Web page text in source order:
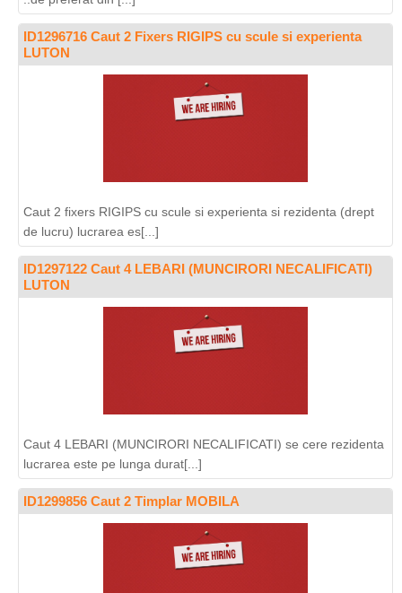
ID1296716 Caut 2 Fixers RIGIPS cu scule si experienta
LUTON
Caut 2 fixers RIGIPS cu scule si experienta si rezidenta (drept
de lucru) lucrarea es[...]
ID1297122 Caut 4 LEBARI (MUNCIRORI NECALIFICATI)
LUTON
Caut 4 LEBARI (MUNCIRORI NECALIFICATI) se cere rezidenta
lucrarea este pe lunga durat[...]
ID1299856 Caut 2 Timplar MOBILA